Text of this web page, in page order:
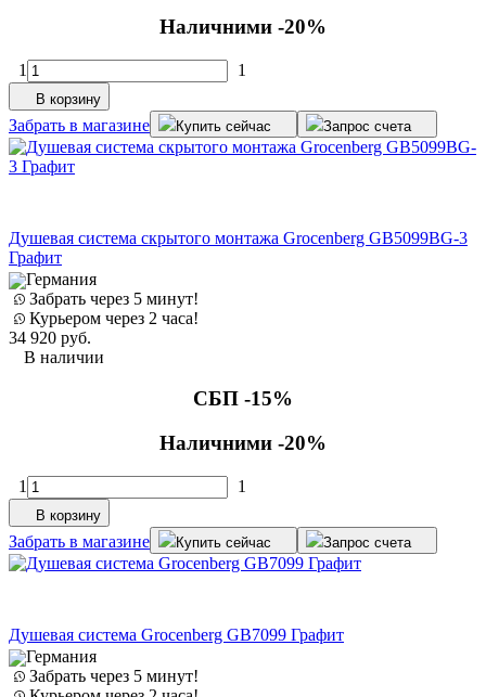
Наличними -20%
1 1
В корзину
Забрать в магазине Купить сейчас Запрос счета
Душевая система скрытого монтажа Grocenberg GB5099BG-3
Графит
Германия
Забрать через 5 минут!
Курьером через 2 часа!
34 920 руб.
В наличии
СБП -15%
Наличними -20%
1 1
В корзину
Забрать в магазине Купить сейчас Запрос счета
Душевая система Grocenberg GB7099 Графит
Германия
Забрать через 5 минут!